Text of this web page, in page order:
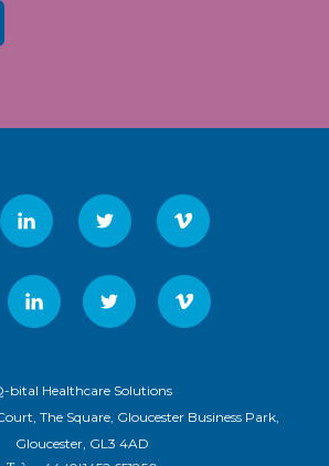
bital Healthcare Solutions
The Square, Gloucester Business Park,
Gloucester, GL3 4AD